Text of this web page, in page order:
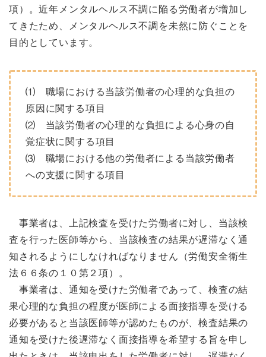
項）。近年メンタルヘルス不調に陥る労働者が増加し
てきたため、メンタルヘルス不調を未然に防ぐことを
目的としています。
⑴ 職場における当該労働者の心理的な負担の
原因に関する項目
⑵ 当該労働者の心理的な負担による心身の自
覚症状に関する項目
⑶ 職場における他の労働者による当該労働者
への支援に関する項目
事業者は、上記検査を受けた労働者に対し、当該検
査を行った医師等から、当該検査の結果が遅滞なく通
知されるようにしなければなりません（労働安全衛生
法６６条の１０第２項）。
事業者は、通知を受けた労働者であって、検査の結
果心理的な負担の程度が医師による面接指導を受ける
必要があると当該医師等が認めたものが、検査結果の
通知を受けた後遅滞なく面接指導を希望する旨を申し